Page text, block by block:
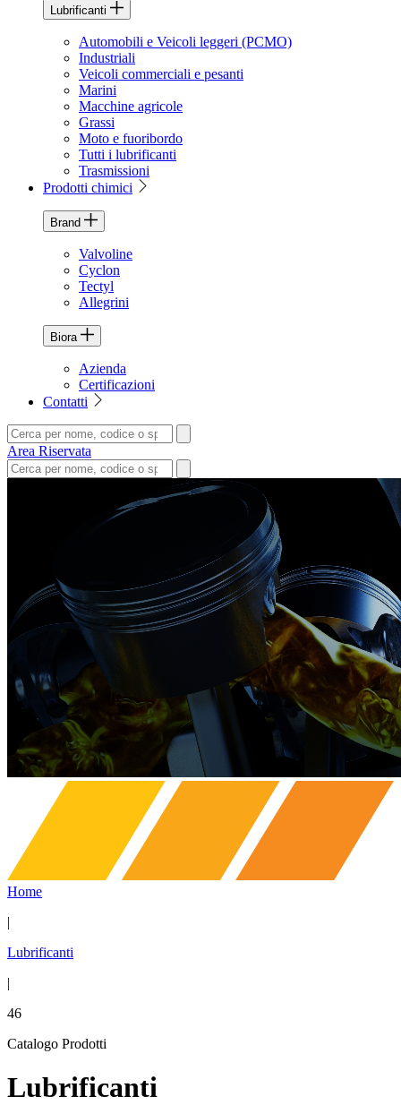
Lubrificanti
Automobili e Veicoli leggeri (PCMO)
Industriali
Veicoli commerciali e pesanti
Marini
Macchine agricole
Grassi
Moto e fuoribordo
Tutti i lubrificanti
Trasmissioni
Prodotti chimici
Brand
Valvoline
Cyclon
Tectyl
Allegrini
Biora
Azienda
Certificazioni
Contatti
Area Riservata
Home
|
Lubrificanti
|
46
Catalogo Prodotti
Lubrificanti